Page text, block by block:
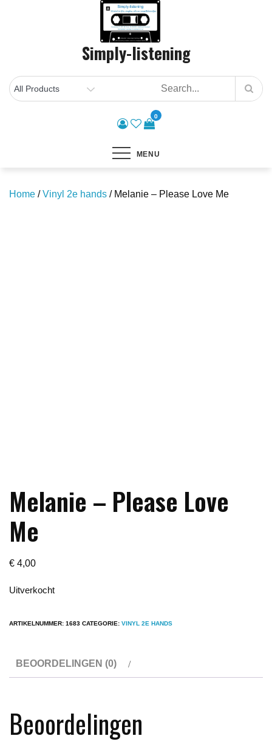
Simply-listening
0
MENU
Home /Vinyl 2e hands / Melanie – Please Love Me
Melanie – Please Love
Me
€ 4,00
Uitverkocht
ARTIKELNUMMER: 1683 CATEGORIE: VINYL 2E HANDS
BEOORDELINGEN (0)
Beoordelingen